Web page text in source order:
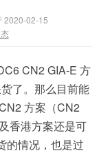
2020-02-15
CN2 GIA-E 方
了。那么目前能
方案（CN2
香港方案还是可
的情况，也是过